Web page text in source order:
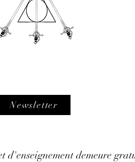
Newsletter
d'enseignement demeure